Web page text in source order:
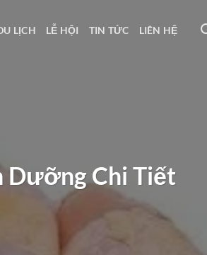
LỊCH LỄ HỘI TIN TỨC LIÊN HỆ
Dưỡng Chi Tiết